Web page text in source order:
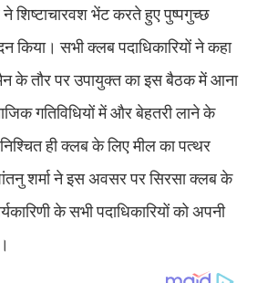
शिष्टाचारवश भेंट करते हुए पुष्पगुच्छ
किया। सभी क्लब पदाधिकारियों ने कहा
के तौर पर उपायुक्त का इस बैठक में आना
गतिविधियों में और बेहतरी लाने के
ही क्लब के लिए मील का पत्थर
शर्मा ने इस अवसर पर सिरसा क्लब के
के सभी पदाधिकारियों को अपनी